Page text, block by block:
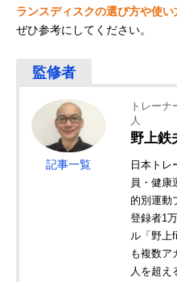
ランスディスクの選び方や使
ぜひ参考にしてください。
記事一覧
トレー
人
野上鉄
日本トレ
員・健康
的別運動
登録者1
ル「野上
も複数ア
人を超え